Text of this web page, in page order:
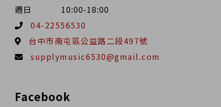
週日 10:00-18:00
04-22556530
台中市南屯區公益路二段497號
supplymusic6530@gmail.com
Facebook